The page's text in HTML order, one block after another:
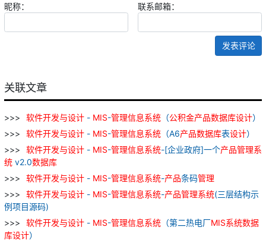
昵称： 联系邮箱：
发表评论
关联文章
软件开发与设计 - MIS-管理信息系统 （公积金产品数据库设计）
软件开发与设计 - MIS-管理信息系统 （A6产品数据库表设计）
软件开发与设计 - MIS-管理信息系统-[企业政府]一个产品管理系
统 v2.0数据库
软件开发与设计 - MIS-管理信息系统-产品条码管理
软件开发与设计 - MIS-管理信息系统-产品管理系统(三层结构示
例项目源码)
软件开发与设计 - MIS-管理信息系统 （第二热电厂MIS系统数据
库设计）